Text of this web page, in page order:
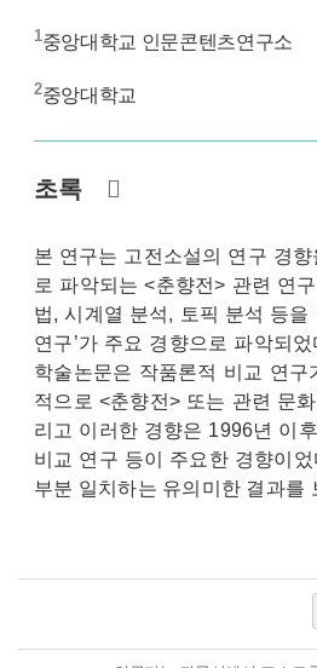
1중앙대학교 인문콘텐츠연구소
2중앙대학교
초록
본 연구는 고전소설의 연구 경
로 파악되는 <춘향전> 관련 연
법, 시계열 분석, 토픽 분석 등을
연구’가 주요 경향으로 파악되
학술논문은 작품론적 비교 연
적으로 <춘향전> 또는 관련 문
리고 이러한 경향은 1996년 이
비교 연구 등이 주요한 경향이
부분 일치하는 유의미한 결과를